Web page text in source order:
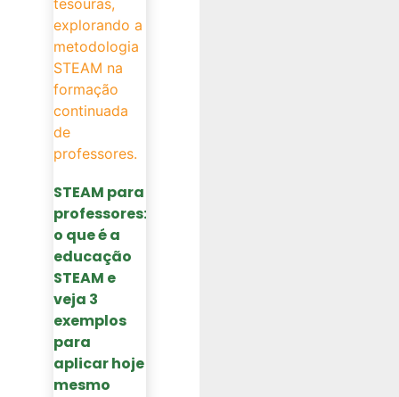
STEAM para
professores:
o que é a
educação
STEAM e
veja 3
exemplos
para
aplicar hoje
mesmo